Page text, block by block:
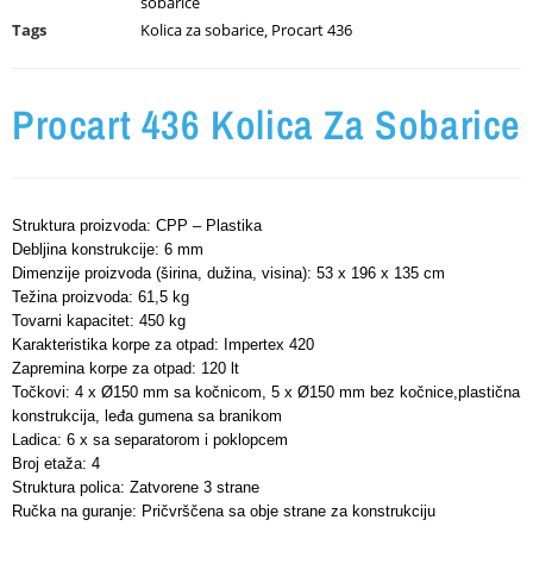
Tags
Kolica za sobarice, Procart 436
Procart 436 Kolica Za Sobarice
Struktura proizvoda: CPP – Plastika
Debljina konstrukcije: 6 mm
Dimenzije proizvoda (širina, dužina, visina): 53 x 196 x 135 cm
Težina proizvoda: 61,5 kg
Tovarni kapacitet: 450 kg
Karakteristika korpe za otpad: Impertex 420
Zapremina korpe za otpad: 120 lt
Točkovi: 4 x Ø150 mm sa kočnicom, 5 x Ø150 mm bez kočnice,plastična
konstrukcija, leđa gumena sa branikom
Ladica: 6 x sa separatorom i poklopcem
Broj etaža: 4
Struktura polica: Zatvorene 3 strane
Ručka na guranje: Pričvrščena sa obje strane za konstrukciju